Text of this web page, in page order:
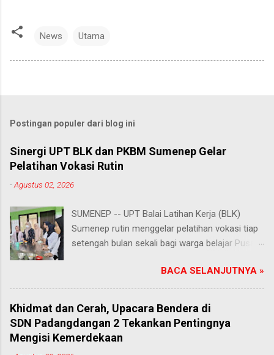
News Utama
Postingan populer dari blog ini
Sinergi UPT BLK dan PKBM Sumenep Gelar
Pelatihan Vokasi Rutin
-Agustus 02, 2026
SUMENEP -- UPT Balai Latihan Kerja (BLK)
Sumenep rutin menggelar pelatihan vokasi tiap
setengah bulan sekali bagi warga belajar Pusat
Kabupaten Sumenep. Ahad (2/8/2026).
Program ini menawarkan berbagai pilihan
keterampilan, mulai dari pembuatan roti dan kue
hingga kejuruan lainnya yang bebas dipilih
peserta sesuai bakat dan minat masing-
BACA SELANJUTNYA »
Khidmat dan Cerah, Upacara Bendera di
SDN Padangdangan 2 Tekankan Pentingnya
Mengisi Kemerdekaan